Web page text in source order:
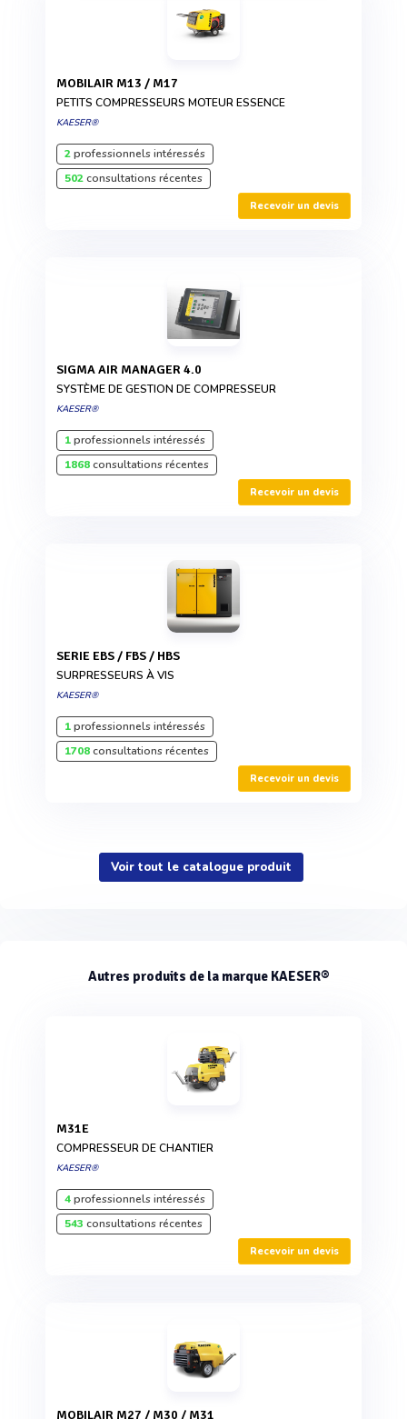
MOBILAIR M13 / M17
PETITS COMPRESSEURS MOTEUR ESSENCE
KAESER®
2professionnels intéressés
502consultations récentes
Recevoir un devis
SIGMA AIR MANAGER 4.0
SYSTÈME DE GESTION DE COMPRESSEUR
KAESER®
1professionnels intéressés
1868consultations récentes
Recevoir un devis
SERIE EBS / FBS / HBS
SURPRESSEURS À VIS
KAESER®
1professionnels intéressés
1708consultations récentes
Recevoir un devis
Voir tout le catalogue produit
Autres produits de la marque KAESER®
M31E
COMPRESSEUR DE CHANTIER
KAESER®
4professionnels intéressés
543 consultations récentes
Recevoir un devis
MOBILAIR M27 / M30 / M31